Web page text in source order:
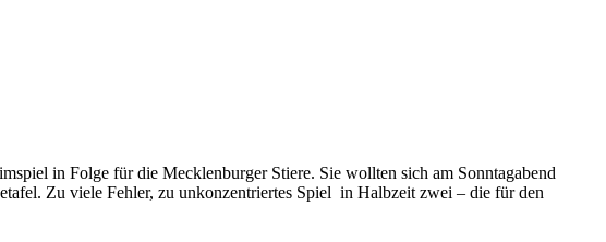
in Folge für die Mecklenburger Stiere. Sie wollten sich am Sonntagabend
Zu viele Fehler, zu unkonzentriertes Spiel in Halbzeit zwei – die für den